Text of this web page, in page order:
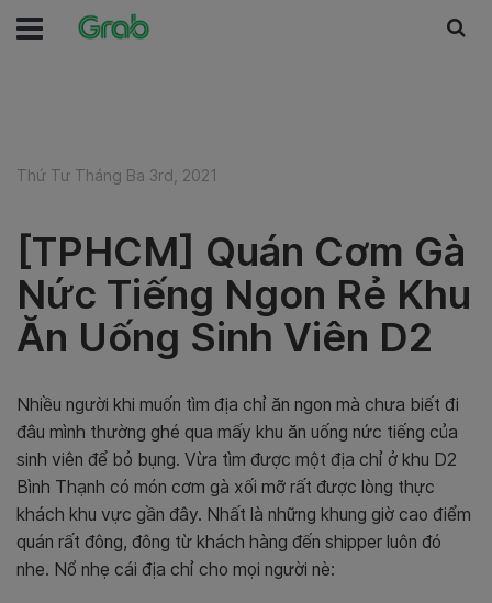
Thứ Tư Tháng Ba 3rd, 2021
[TPHCM] Quán Cơm Gà
Nức Tiếng Ngon Rẻ Khu
Ăn Uống Sinh Viên D2
Nhiều người khi muốn tìm địa chỉ ăn ngon mà chưa biết đi
đâu mình thường ghé qua mấy khu ăn uống nức tiếng của
sinh viên để bỏ bụng. Vừa tìm được một địa chỉ ở khu D2
Bình Thạnh có món cơm gà xối mỡ rất được lòng thực
khách khu vực gần đây. Nhất là những khung giờ cao điểm
quán rất đông, đông từ khách hàng đến shipper luôn đó
nhe. Nổ nhẹ cái địa chỉ cho mọi người nè: